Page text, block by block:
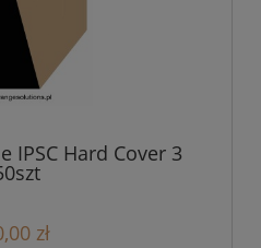
IPSC Hard Cover 3
zł